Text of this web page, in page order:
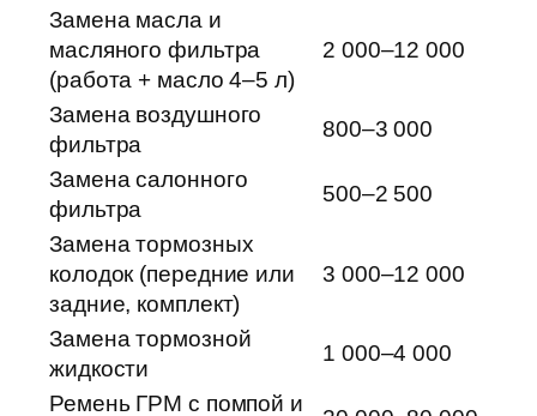
Замена масла и
масляного фильтра
(работа + масло 4–5 л)
2 000–12 000
Замена воздушного
фильтра
800–3 000
Замена салонного
фильтра
500–2 500
Замена тормозных
колодок (передние или
задние, комплект)
3 000–12 000
Замена тормозной
жидкости
1 000–4 000
Ремень ГРМ с помпой и